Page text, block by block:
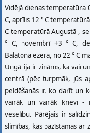
Vidējā dienas temperatūra
C, aprīlis 12 ° C
C temperatūrā Augustā ,
° C, novembrī +3 ° C,
Balatona ezera, no 22 ° C
Ungārija ir zināms, ka
centrā (pēc turpmāk, jūs
peldēšanās ir, ko darīt un
vairāk un vairāk krievi -
veselību. Pārējais ir
slimības, kas pazīstamas ar